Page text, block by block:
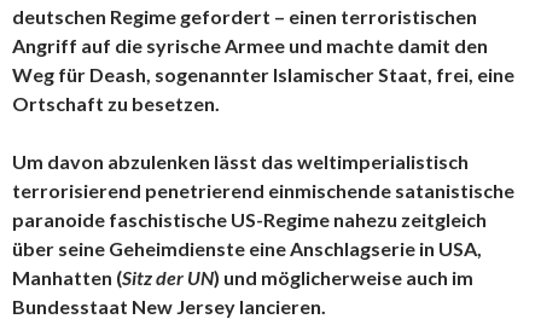
deutschen Regime gefordert – einen terroristischen
Angriff auf die syrische Armee und machte damit den
Weg für Deash, sogenannter Islamischer Staat, frei, eine
Ortschaft zu besetzen.
Um davon abzulenken lässt das weltimperialistisch
terrorisierend penetrierend einmischende satanistische
paranoide faschistische US-Regime nahezu zeitgleich
über seine Geheimdienste eine Anschlagserie in USA,
Manhatten (Sitz der UN) und möglicherweise auch im
Bundesstaat New Jersey lancieren.